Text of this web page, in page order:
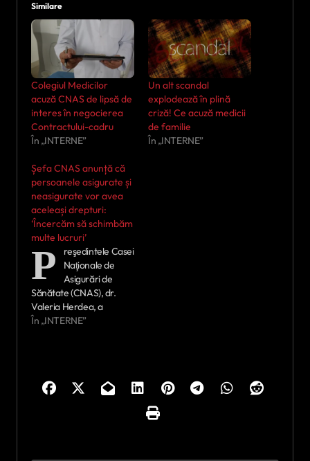
Similare
Colegiul Medicilor
acuză CNAS de lipsă de
interes în negocierea
Contractului-cadru
În „INTERNE”
Un alt scandal
explodează în plină
criză! Ce acuză medicii
de familie
În „INTERNE”
Șefa CNAS anunță că
persoanele asigurate și
neasigurate vor avea
aceleași drepturi:
‘Încercăm să schimbăm
multe lucruri’
P
reşedintele Casei
Naţionale de
Asigurări de
Sănătate (CNAS), dr.
Valeria Herdea, a
declarat, miercuri, la
doreşte semnarea unui
În „INTERNE”